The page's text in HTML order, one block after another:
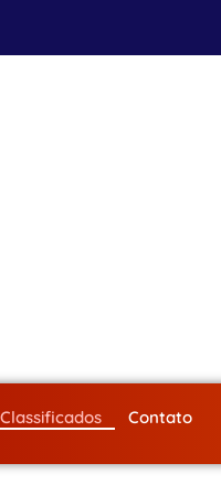
Classificados Contato